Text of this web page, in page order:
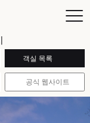
객실 목록
공식 웹사이트